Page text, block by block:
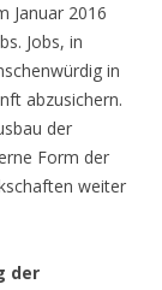
Januar 2016
Jobs, in
in
abzusichern.
der
Form der
weiter
der